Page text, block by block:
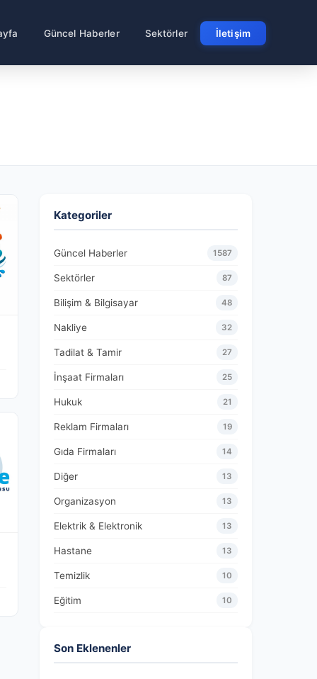
Güncel Haberler Sektörler İletişim
Kategoriler
Güncel Haberler 1587
Sektörler 87
Bilişim & Bilgisayar 48
Nakliye 32
Tadilat & Tamir 27
İnşaat Firmaları 25
Hukuk 21
Reklam Firmaları 19
Gıda Firmaları 14
Diğer 13
Organizasyon 13
Elektrik & Elektronik 13
Hastane 13
Temizlik 10
Eğitim 10
Son Eklenenler